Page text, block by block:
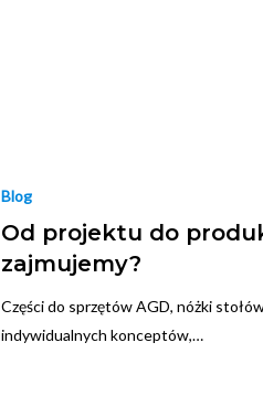
Blog
Od projektu do
zajmujemy?
Części do sprzętów AGD, nóżki
indywidualnych konceptów,…